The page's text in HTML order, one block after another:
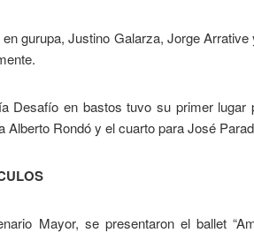
gurupa, Justino Galarza, Jorge
Desafío en bastos tuvo su primer
Alberto Rondó y el cuarto para José
Mayor, se presentaron el ballet